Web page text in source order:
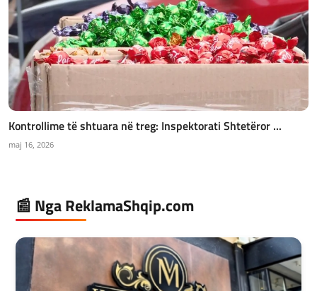
Kontrollime të shtuara në treg: Inspektorati Shtetëror ...
maj 16, 2026
📰 Nga ReklamaShqip.com